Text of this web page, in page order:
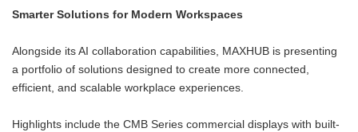
Smarter Solutions for Modern Workspaces
Alongside its AI collaboration capabilities, MAXHUB is presenting
a portfolio of solutions designed to create more connected,
efficient, and scalable workplace experiences.
Highlights include the CMB Series commercial displays with built-